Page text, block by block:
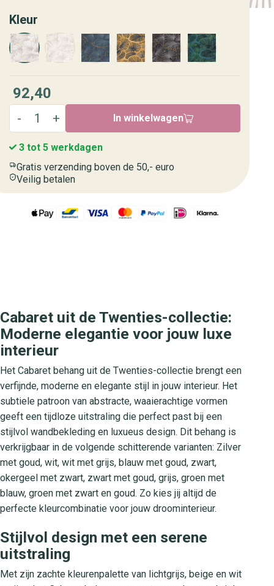
Kleur
92,40
In winkelwagen
3 tot 5 werkdagen
Gratis verzending boven de 50,- euro
Veilig betalen
Cabaret uit de Twenties-collectie:
Moderne elegantie voor jouw luxe
interieur
Het Cabaret behang uit de Twenties-collectie brengt een
verfijnde, moderne en elegante stijl in jouw interieur. Het
subtiele patroon van abstracte, waaierachtige vormen
geeft een tijdloze uitstraling die perfect past bij een
stijlvol wandbekleding en luxueus design. Dit behang is
verkrijgbaar in de volgende schitterende varianten: Zilver
met goud, wit, wit met grijs, blauw met goud, zwart,
okergeel met zwart, zwart met goud, grijs, groen met
blauw, groen met zwart en goud. Zo kies jij altijd de
perfecte kleurcombinatie voor jouw droominterieur.
Stijlvol design met een serene
uitstraling
Met zijn zachte kleurenpalette van lichtgrijs, beige en wit